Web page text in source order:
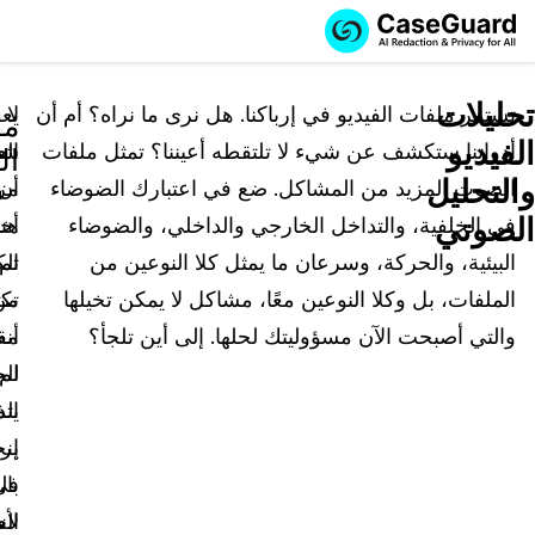
اشترك في CaseGuard Studio
قم بتوظيفنا للقيام بمهام التنقيح الخاصة بك
الميزات
تنقيح وتعتيم ملفات الفيديو
تنقيح وتعتيم المستندات
تنقيح وتعتيم الصوت
القطاعات
قوات القانون
قطاع النقل
الأسعار
مصادر المعرفة
توضيحياً
English
Español
تحليلات
الفيديو
والتحليل
الصوتي
تستمر ملفات الفيديو في إرباكنا. هل نرى ما نراه؟ أم أن
أدواتنا ستكشف عن شيء لا تلتقطه أعيننا؟ تمثل ملفات
الصوت المزيد من المشاكل. ضع في اعتبارك الضوضاء
في الخلفية، والتداخل الخارجي والداخلي، والضوضاء
البيئية، والحركة، وسرعان ما يمثل كلا النوعين من
الملفات، بل وكلا النوعين معًا، مشاكل لا يمكن تخيلها
والتي أصبحت الآن مسؤوليتك لحلها. إلى أين تلجأ؟
لا
ثم
لم